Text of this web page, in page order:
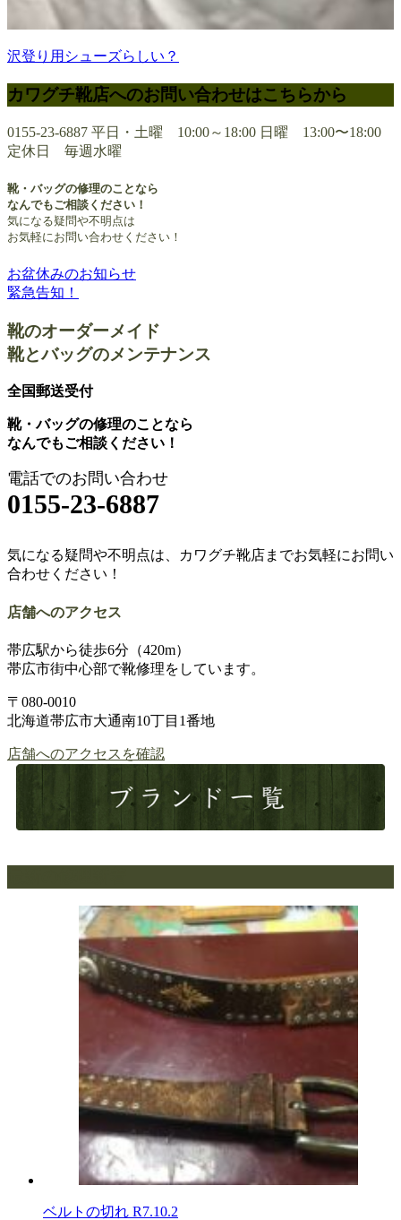
沢登り用シューズらしい？
カワグチ靴店へのお問い合わせはこちらから
0155-23-6887 平日・土曜 10:00～18:00 日曜 13:00〜18:00
定休日 毎週水曜
靴・バッグの修理のことなら
なんでもご相談ください！
気になる疑問や不明点は
お気軽にお問い合わせください！
投
稿
ナ
ビ
ゲ
ー
シ
ョ
ン
お盆休みのお知らせ
緊急告知！
靴のオーダーメイド
靴とバッグのメンテナンス
全国郵送受付
靴・バッグの修理のことなら
なんでもご相談ください！
電話でのお問い合わせ
0155-23-6887
気になる疑問や不明点は、カワグチ靴店までお気軽にお問い
合わせください！
店舗へのアクセス
帯広駅から徒歩6分（420m）
帯広市街中心部で靴修理をしています。
〒080-0010
北海道帯広市大通南10丁目1番地
店舗へのアクセスを確認
ベルトの切れ R7.10.2